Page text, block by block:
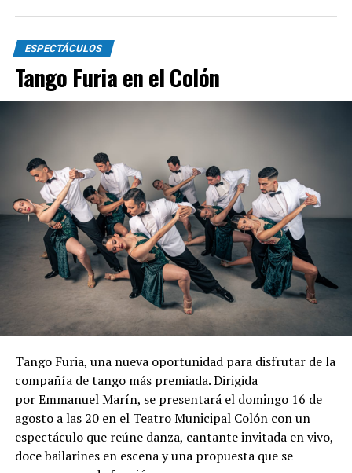
ESPECTÁCULOS
Tango Furia en el Colón
Tango Furia, una nueva oportunidad para disfrutar de la
compañía de tango más premiada. Dirigida
por Emmanuel Marín, se presentará el domingo 16 de
agosto a las 20 en el Teatro Municipal Colón con un
espectáculo que reúne danza, cantante invitada en vivo,
doce bailarines en escena y una propuesta que se